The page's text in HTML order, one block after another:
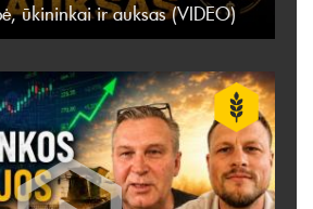
ūkininkai ir auksas (VIDEO)